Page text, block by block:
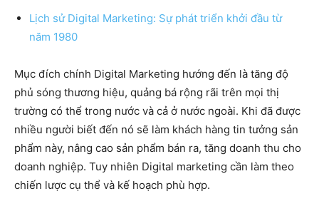
Lịch sử Digital Marketing: Sự phát triển khởi đầu từ
năm 1980
Mục đích chính Digital Marketing hướng đến là tăng độ
phủ sóng thương hiệu, quảng bá rộng rãi trên mọi thị
trường có thể trong nước và cả ở nước ngoài. Khi đã được
nhiều người biết đến nó sẽ làm khách hàng tin tưởng sản
phẩm này, nâng cao sản phẩm bán ra, tăng doanh thu cho
doanh nghiệp. Tuy nhiên Digital marketing cần làm theo
chiến lược cụ thể và kế hoạch phù hợp.